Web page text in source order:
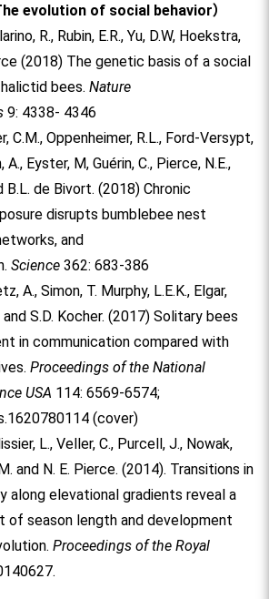
evolution of social behavior）
R., Rubin, E.R., Yu, D.W, Hoekstra,
(2018) The genetic basis of a social
bees. Nature
9: 4338- 4346
C.M., Oppenheimer, R.L., Ford-Versypt,
A., Eyster, M, Guérin, C., Pierce, N.E.,
B.L. de Bivort. (2018) Chronic
disrupts bumblebee nest
and
Science 362: 683-386
A., Simon, T. Murphy, L.E.K., Elgar,
and S.D. Kocher. (2017) Solitary bees
in communication compared with
Proceedings of the National
USA 114: 6569-6574;
(cover)
L., Veller, C., Purcell, J., Nowak,
and N. E. Pierce. (2014). Transitions in
along elevational gradients reveal a
of season length and development
Proceedings of the Royal